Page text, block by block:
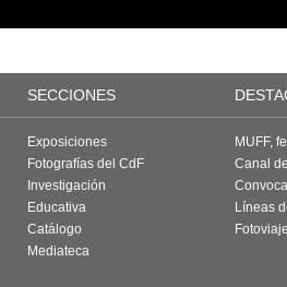
SECCIONES
Exposiciones
Fotografías del CdF
Investigación
Educativa
Catálogo
Mediateca
MUFF,
Canal
Líneas